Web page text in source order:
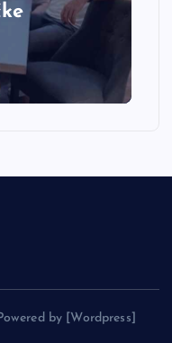
by [Wordpress]